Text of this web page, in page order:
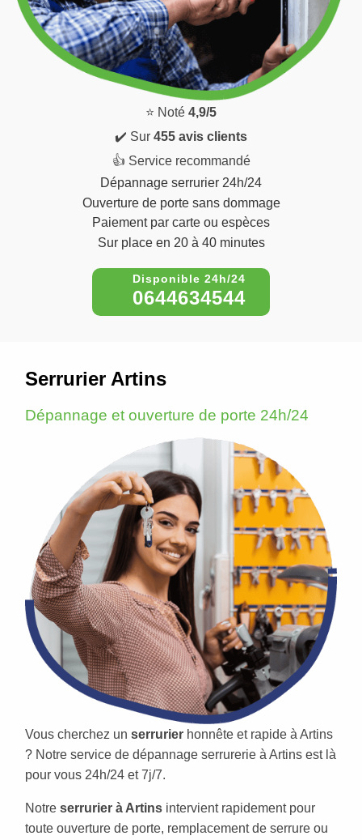
⭐ Noté 4,9/5
✔️ Sur 455 avis clients
👍 Service recommandé
Dépannage serrurier 24h/24
Ouverture de porte sans dommage
Paiement par carte ou espèces
Sur place en 20 à 40 minutes
0644634544
Serrurier Artins
Dépannage et ouverture de porte 24h/24
Vous cherchez un serrurier honnête et rapide à Artins
? Notre service de dépannage serrurerie à Artins est là
pour vous 24h/24 et 7j/7.
Notre serrurier à Artins intervient rapidement pour
toute ouverture de porte, remplacement de serrure ou